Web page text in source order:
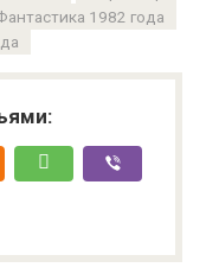
1982 года